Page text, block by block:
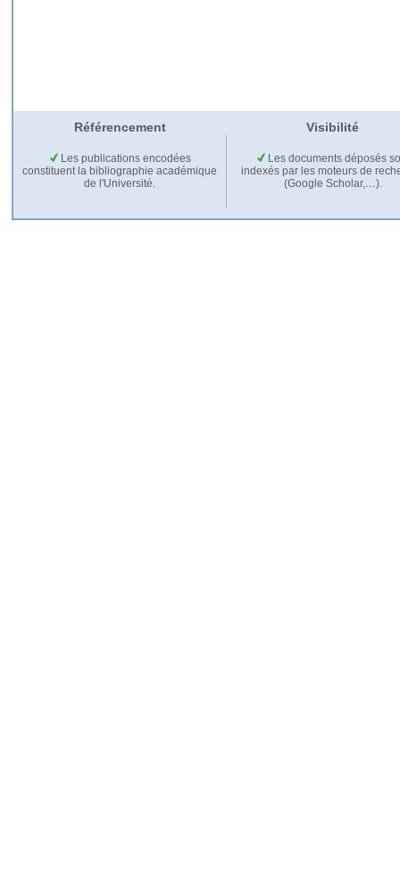
Référencement Visibilité
Les publications encodées
constituent la bibliographie académique
de l'Université.
Les documents déposés
indexés par les moteurs de
(Google Scholar,…).